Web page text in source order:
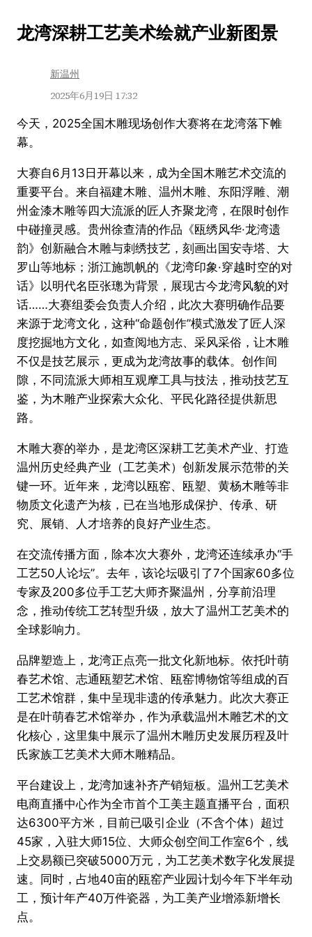
龙湾深耕工艺美术绘就产业新图景
新温州
2025年6月19日 17:32
今天，2025全国木雕现场创作大赛将在龙湾落下帷
幕。
大赛自6月13日开幕以来，成为全国木雕艺术交流的
重要平台。来自福建木雕、温州木雕、东阳浮雕、潮
州金漆木雕等四大流派的匠人齐聚龙湾，在限时创作
中碰撞灵感。贵州徐查清的作品《瓯绣风华·龙湾遗
韵》创新融合木雕与刺绣技艺，刻画出国安寺塔、大
罗山等地标；浙江施凯帆的《龙湾印象·穿越时空的对
话》以明代名臣张璁为背景，展现古今龙湾风貌的对
话……大赛组委会负责人介绍，此次大赛明确作品要
来源于龙湾文化，这种“命题创作”模式激发了匠人深
度挖掘地方文化，如查阅地方志、采风采俗，让木雕
不仅是技艺展示，更成为龙湾故事的载体。创作间
隙，不同流派大师相互观摩工具与技法，推动技艺互
鉴，为木雕产业探索大众化、平民化路径提供新思
路。
木雕大赛的举办，是龙湾区深耕工艺美术产业、打造
温州历史经典产业（工艺美术）创新发展示范带的关
键一环。近年来，龙湾以瓯窑、瓯塑、黄杨木雕等非
物质文化遗产为核，已在当地形成保护、传承、研
究、展销、人才培养的良好产业生态。
在交流传播方面，除本次大赛外，龙湾还连续承办“手
工艺50人论坛”。去年，该论坛吸引了7个国家60多位
专家及200多位手工艺大师齐聚温州，分享前沿理
念，推动传统工艺转型升级，放大了温州工艺美术的
全球影响力。
品牌塑造上，龙湾正点亮一批文化新地标。依托叶萌
春艺术馆、志通瓯塑艺术馆、瓯窑博物馆等组成的百
工艺术馆群，集中呈现非遗的传承魅力。此次大赛正
是在叶萌春艺术馆举办，作为承载温州木雕艺术的文
化核心，这里集中展示了温州木雕历史发展历程及叶
氏家族工艺美术大师木雕精品。
平台建设上，龙湾加速补齐产销短板。温州工艺美术
电商直播中心作为全市首个工美主题直播平台，面积
达6300平方米，目前已吸引企业（不含个体）超过
45家，入驻大师15位、大师众创空间工作室6个，线
上交易额已突破5000万元，为工艺美术数字化发展提
速。同时，占地40亩的瓯窑产业园计划今年下半年动
工，预计年产40万件瓷器，为工美产业增添新增长
点。